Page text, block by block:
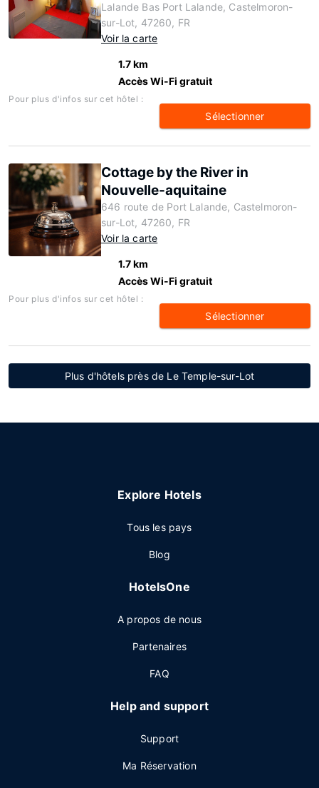
Lalande Bas Port Lalande, Castelmoron-
sur-Lot, 47260, FR
Voir la carte
1.7 km
Accès Wi-Fi gratuit
Pour plus d'infos sur cet hôtel :
Sélectionner
Cottage by the River in
Nouvelle-aquitaine
646 route de Port Lalande, Castelmoron-
sur-Lot, 47260, FR
Voir la carte
1.7 km
Accès Wi-Fi gratuit
Pour plus d'infos sur cet hôtel :
Sélectionner
Plus d'hôtels près de Le Temple-sur-Lot
Explore Hotels
Tous les pays
Blog
HotelsOne
A propos de nous
Partenaires
FAQ
Help and support
Support
Ma Réservation